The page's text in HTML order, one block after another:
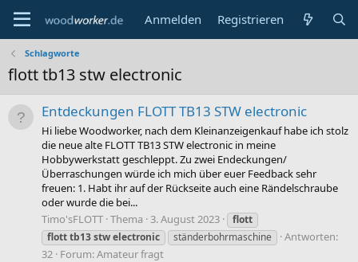
Anmelden Registrieren
Schlagworte
flott tb13 stw electronic
Entdeckungen FLOTT TB13 STW electronic
Hi liebe Woodworker, nach dem Kleinanzeigenkauf habe ich stolz
die neue alte FLOTT TB13 STW electronic in meine
Hobbywerkstatt geschleppt. Zu zwei Endeckungen/
Überraschungen würde ich mich über euer Feedback sehr
freuen: 1. Habt ihr auf der Rückseite auch eine Rändelschraube
oder wurde die bei...
Timo'sFLOTT Thema 3. August 2023
flott
flotttb13stwelectronic ständerbohrmaschine
Antworten:
32 Forum:Amateur fragt